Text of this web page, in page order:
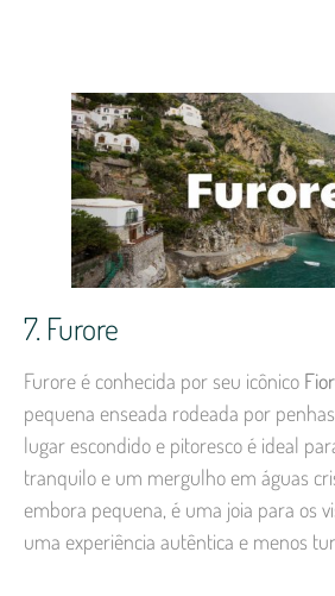
7. Furore
Furore é conhecida por seu icônico
pequena enseada rodeada por
lugar escondido e pitoresco é ideal
tranquilo e um mergulho em águas
embora pequena, é uma joia para os
uma experiência autêntica e menos